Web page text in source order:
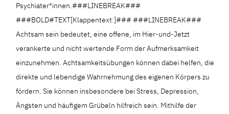
Psychiater*innen.###LINEBREAK###
###BOLD#TEXT[Klappentext:]### ###LINEBREAK###
Achtsam sein bedeutet, eine offene, im Hier-und-Jetzt
verankerte und nicht wertende Form der Aufmerksamkeit
einzunehmen. Achtsamkeitsübungen können dabei helfen, die
direkte und lebendige Wahrnehmung des eigenen Körpers zu
fördern. Sie können insbesondere bei Stress, Depression,
Ängsten und häufigem Grübeln hilfreich sein. Mithilfe der